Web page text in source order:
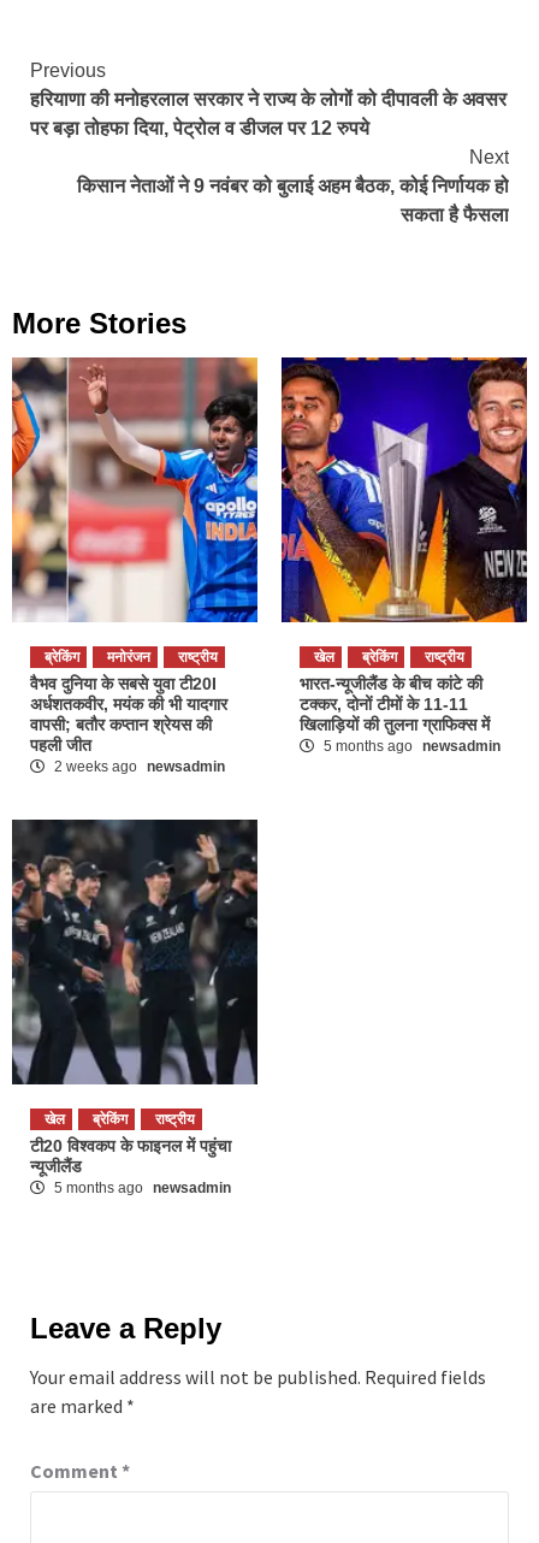
Continue
Reading
Previous
हरियाणा की मनोहरलाल सरकार ने राज्‍य के लोगोंं को दीपावली के अवसर
पर बड़ा तोहफा दिया, पेट्रोल व डीजल पर 12 रुपये
Next
किसान नेताओं ने 9 नवंबर को बुलाई अहम बैठक, कोई निर्णायक हो
सकता है फैसला
More Stories
ब्रेकिंग मनोरंजन राष्ट्रीय
वैभव दुनिया के सबसे युवा टी20I
अर्धशतकवीर, मयंक की भी यादगार
वापसी; बतौर कप्तान श्रेयस की
पहली जीत
2 weeks ago newsadmin
खेल ब्रेकिंग राष्ट्रीय
भारत-न्यूजीलैंड के बीच कांटे की
टक्कर, दोनों टीमों के 11-11
खिलाड़ियों की तुलना ग्राफिक्स में
5 months ago newsadmin
खेल ब्रेकिंग राष्ट्रीय
टी20 विश्वकप के फाइनल में पहुंचा
न्यूजीलैंड
5 months ago newsadmin
Leave a Reply
Your email address will not be published. Required fields
are marked *
Comment *